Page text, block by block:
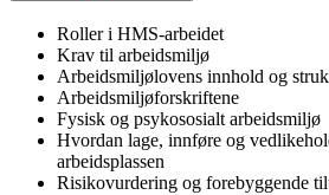
Roller i HMS-arbeidet
Krav til arbeidsmiljø
Arbeidsmiljølovens innhold og
Arbeidsmiljøforskriftene
Fysisk og psykososialt arbeidsmiljø
Hvordan lage, innføre og
arbeidsplassen
Risikovurdering og forebyggende